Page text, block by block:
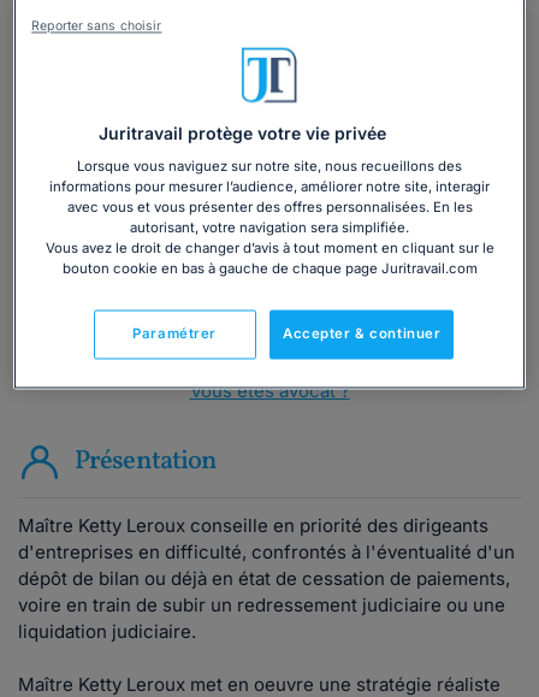
Vous souhaitez une consultation par
téléphone ?
Consulter immédiatement
ou appelez le01 75 75 42 33(8h à 21h du lundi au
Vous êtes avocat ?
Présentation
Maître Ketty Leroux conseille en priorité des dirigeants
d'entreprises en difficulté, confrontés à l'éventualité d'un
dépôt de bilan ou déjà en état de cessation de paiements,
voire en train de subir un redressement judiciaire ou une
liquidation judiciaire.
Maître Ketty Leroux met en oeuvre une stratégie réaliste
Juritravail protège votre vie privée
Lorsque vous naviguez sur notre site, nous recueillons des
informations pour mesurer l’audience, améliorer notre site, interagir
avec vous et vous présenter des offres personnalisées. En les
autorisant, votre navigation sera simplifiée.
Vous avez le droit de changer d’avis à tout moment en cliquant sur le
bouton cookie en bas à gauche de chaque page Juritravail.com
Accepter & continuer
Paramétrer
Reporter sans choisir